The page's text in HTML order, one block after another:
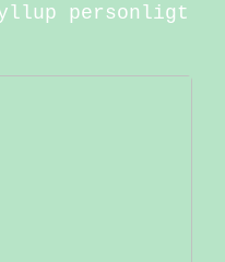
personligt